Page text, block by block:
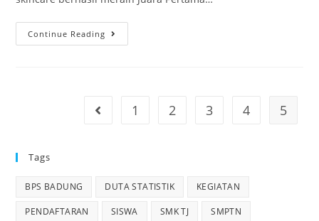
Continue Reading
1 2 3 4 5
Tags
BPS BADUNG DUTA STATISTIK KEGIATAN
PENDAFTARAN SISWA SMK TJ SMPTN